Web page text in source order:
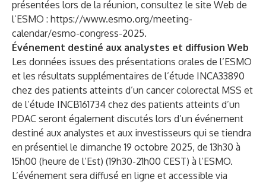
présentées lors de la réunion, consultez le site Web de
l’ESMO : https://www.esmo.org/meeting-
calendar/esmo-congress-2025.
Événement destiné aux analystes et diffusion Web
Les données issues des présentations orales de l’ESMO
et les résultats supplémentaires de l’étude INCA33890
chez des patients atteints d’un cancer colorectal MSS et
de l’étude INCB161734 chez des patients atteints d’un
PDAC seront également discutés lors d’un événement
destiné aux analystes et aux investisseurs qui se tiendra
en présentiel le dimanche 19 octobre 2025, de 13h30 à
15h00 (heure de l’Est) (19h30-21h00 CEST) à l’ESMO.
L’événement sera diffusé en ligne et accessible via